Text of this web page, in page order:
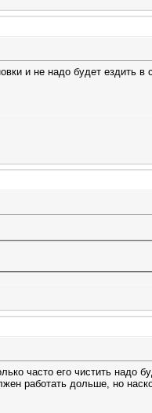
и не надо будет ездить в
часто его чистить надо
работать дольше, но